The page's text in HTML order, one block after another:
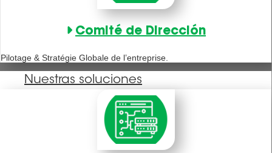
Comité de Dirección
Pilotage & Stratégie Globale de l’entreprise.
Nuestras soluciones